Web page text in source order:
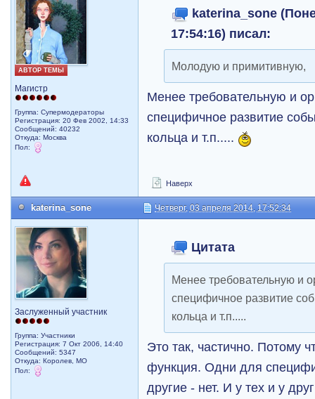
АВТОР ТЕМЫ
Магистр
Группа: Супермодераторы
Регистрация: 20 Фев 2002, 14:33
Сообщений: 40232
Откуда: Москва
Пол:
katerina_sone
17:54:16) писал:
Молодую и примитивную,
Менее требовательную и
специфичное развитие
кольца и т.п.....
Наверх
katerina_sone Четверг, 03 апреля 2014, 17:52:34
Заслуженный участник
Группа: Участники
Регистрация: 7 Окт 2006, 14:40
Сообщений: 5347
Откуда: Королев, МО
Пол:
Цитата
Менее требовательную и
специфичное развитие
кольца и т.п.....
Это так, частично. Потому
функция. Одни для
другие - нет. И у тех и у